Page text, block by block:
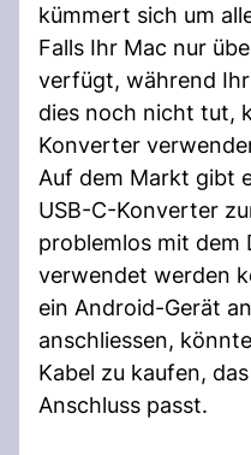
kümmert sich um
Falls Ihr Mac nur
verfügt, während
dies noch nicht tut,
Konverter
Auf dem Markt gibt
USB-C-Konverter
problemlos mit dem
verwendet werden
ein Android-Gerät
anschliessen,
Kabel zu kaufen,
Anschluss passt.